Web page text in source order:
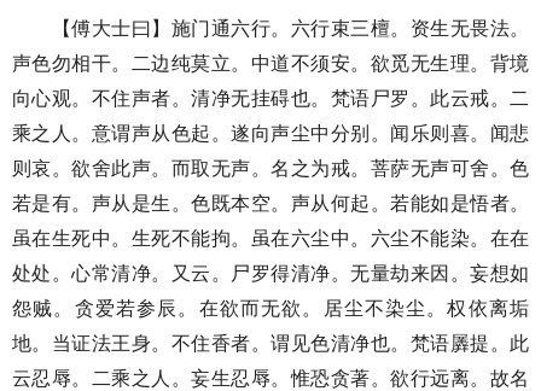
【傅大士曰】施门通六行。六行束三檀。资生无畏法。
声色勿相干。二边纯莫立。中道不须安。欲觅无生理。背境
向心观。不住声者。清净无挂碍也。梵语尸罗。此云戒。二
乘之人。意谓声从色起。遂向声尘中分别。闻乐则喜。闻悲
则哀。欲舍此声。而取无声。名之为戒。菩萨无声可舍。色
若是有。声从是生。色既本空。声从何起。若能如是悟者。
虽在生死中。生死不能拘。虽在六尘中。六尘不能染。在在
处处。心常清净。又云。尸罗得清净。无量劫来因。妄想如
怨贼。贪爱若参辰。在欲而无欲。居尘不染尘。权依离垢
地。当证法王身。不住香者。谓见色清净也。梵语羼提。此
云忍辱。二乘之人。妄生忍辱。惟恐贪著。欲行远离。故名